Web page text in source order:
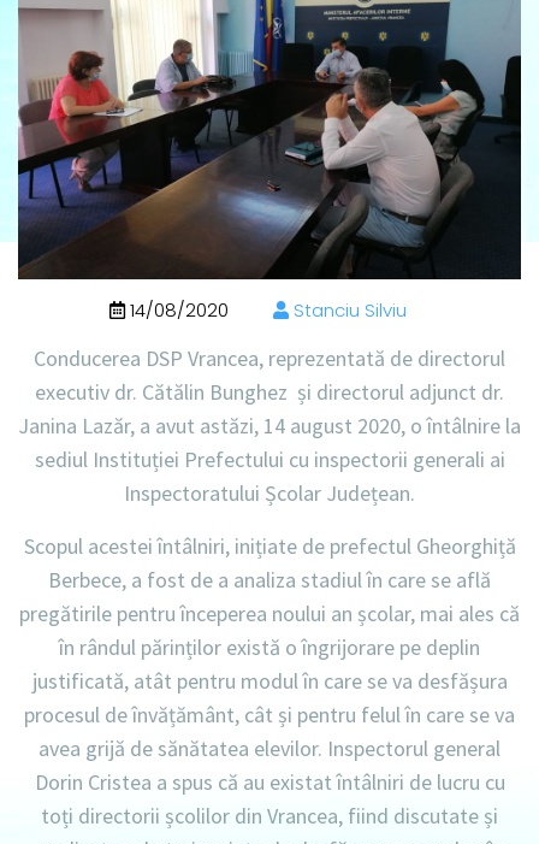
14/08/2020 Stanciu Silviu
Conducerea DSP Vrancea, reprezentată de directorul
executiv dr. Cătălin Bunghez și directorul adjunct dr.
Janina Lazăr, a avut astăzi, 14 august 2020, o întâlnire la
sediul Instituției Prefectului cu inspectorii generali ai
Inspectoratului Școlar Județean.
Scopul acestei întâlniri, inițiate de prefectul Gheorghiță
Berbece, a fost de a analiza stadiul în care se află
pregătirile pentru începerea noului an școlar, mai ales că
în rândul părinților există o îngrijorare pe deplin
justificată, atât pentru modul în care se va desfășura
procesul de învățământ, cât și pentru felul în care se va
avea grijă de sănătatea elevilor. Inspectorul general
Dorin Cristea a spus că au existat întâlniri de lucru cu
toți directorii școlilor din Vrancea, fiind discutate și